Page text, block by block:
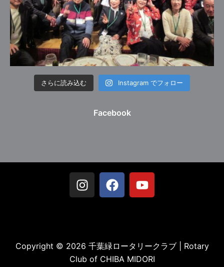
さらに読み込む Instagram でフォロー
Facebook
Copyright © 2026 千葉緑ロータリークラブ | Rotary
Club of CHIBA MIDORI